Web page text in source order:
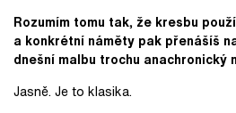
Rozumím tomu tak, že kresbu
a konkrétní náměty pak přenášíš
dnešní malbu trochu anachronický
Jasně. Je to klasika.